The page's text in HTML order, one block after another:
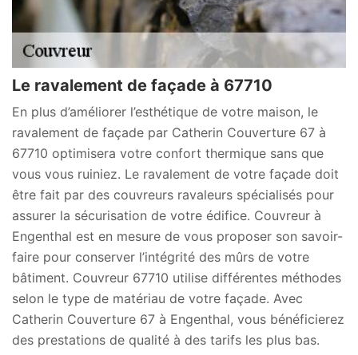
Le ravalement de façade à 67710
En plus d’améliorer l’esthétique de votre maison, le
ravalement de façade par Catherin Couverture 67 à
67710 optimisera votre confort thermique sans que
vous vous ruiniez. Le ravalement de votre façade doit
être fait par des couvreurs ravaleurs spécialisés pour
assurer la sécurisation de votre édifice. Couvreur à
Engenthal est en mesure de vous proposer son savoir-
faire pour conserver l’intégrité des mûrs de votre
bâtiment. Couvreur 67710 utilise différentes méthodes
selon le type de matériau de votre façade. Avec
Catherin Couverture 67 à Engenthal, vous bénéficierez
des prestations de qualité à des tarifs les plus bas.